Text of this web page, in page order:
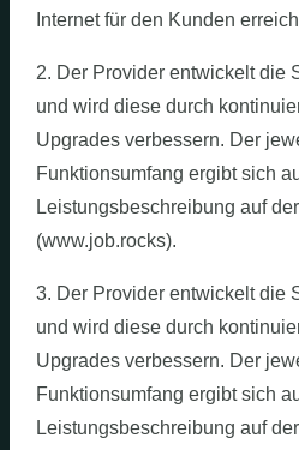
Internet für den Kunden
2. Der Provider entwickelt die
und wird diese durch
Upgrades verbessern. Der
Funktionsumfang ergibt sich
Leistungsbeschreibung auf
(www.job.rocks).
3. Der Provider entwickelt die
und wird diese durch
Upgrades verbessern. Der
Funktionsumfang ergibt sich
Leistungsbeschreibung auf